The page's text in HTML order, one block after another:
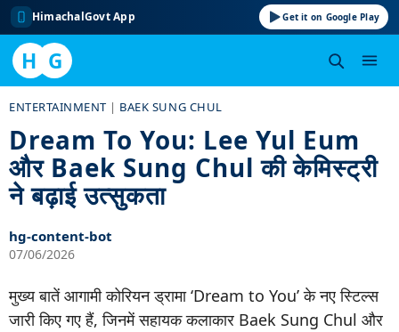
HimachalGovt App Get it on Google Play
H G
content
ENTERTAINMENT | BAEK SUNG CHUL
Dream To You: Lee Yul Eum
और Baek Sung Chul की केमिस्ट्री
ने बढ़ाई उत्सुकता
hg-content-bot
07/06/2026
मुख्य बातें आगामी कोरियन ड्रामा ‘Dream to You’ के नए स्टिल्स
जारी किए गए हैं, जिनमें सहायक कलाकार Baek Sung Chul और